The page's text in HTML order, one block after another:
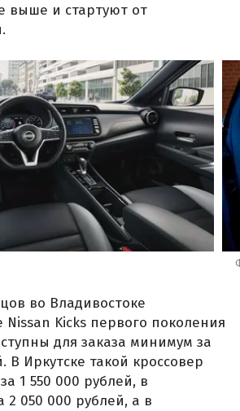
выше и стартуют от
во Владивостоке
Nissan Kicks первого поколения
для заказа минимум за
В Иркутске такой кроссовер
1 550 000 рублей, в
2 050 000 рублей, а в